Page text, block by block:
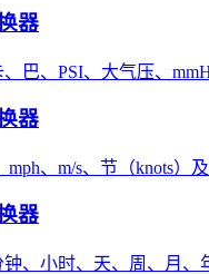
器
巴、PSI、大气压、
器
mph、m/s、节（knots）
器
、小时、天、周、月、